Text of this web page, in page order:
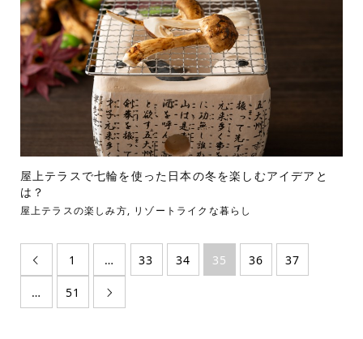
屋上テラスで七輪を使った日本の冬を楽しむアイデアと
は？
屋上テラスの楽しみ方, リゾートライクな暮らし
 1 … 33 34 35 36 37
… 51 